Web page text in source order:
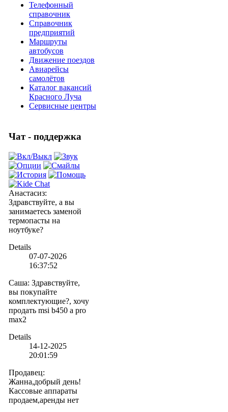
Телефонный
справочник
Справочник
предприятий
Маршруты
автобусов
Движение поездов
Авиарейсы
самолётов
Каталог вакансий
Красного Луча
Сервисные центры
Чат - поддержка
Анастасиз:
Здравствуйте, а вы
занимаетесь заменой
термопасты на
ноутбуке?
Details
07-07-2026
16:37:52
Саша: Здравствуйте,
вы покупайте
комплектующие?, хочу
продать msi b450 a pro
max2
Details
14-12-2025
20:01:59
Продавец:
Жанна,добрый день!
Кассовые аппараты
продаем,аренды нет